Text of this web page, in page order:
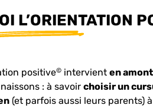
L’ORIENTATION
positive© intervienten
: à savoirchoisir un
(et parfois aussi leurs parents)